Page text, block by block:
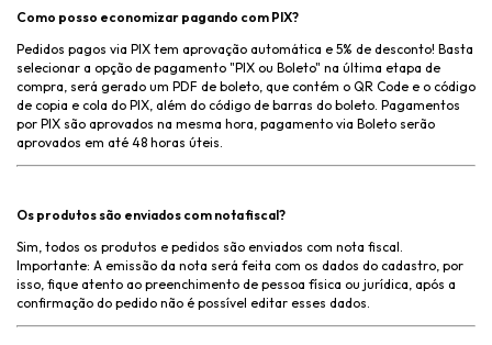
Como posso economizar pagando com PIX?
Pedidos pagos via PIX tem aprovação automática e 5% de desconto! Basta
selecionar a opção de pagamento "PIX ou Boleto" na última etapa de
compra, será gerado um PDF de boleto, que contém o QR Code e o código
de copia e cola do PIX, além do código de barras do boleto. Pagamentos
por PIX são aprovados na mesma hora, pagamento via Boleto serão
aprovados em até 48 horas úteis.
Os produtos são enviados com nota fiscal?
Sim, todos os produtos e pedidos são enviados com nota fiscal.
Importante: A emissão da nota será feita com os dados do cadastro, por
isso, fique atento ao preenchimento de pessoa física ou jurídica, após a
confirmação do pedido não é possível editar esses dados.